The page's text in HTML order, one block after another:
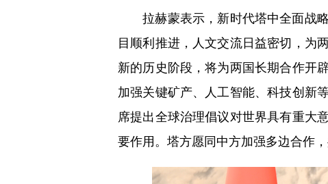
拉赫蒙表示，新时代塔中全面战略
目顺利推进，人文交流日益密切，为
新的历史阶段，将为两国长期合作开
加强关键矿产、人工智能、科技创新
席提出全球治理倡议对世界具有重大
要作用。塔方愿同中方加强多边合作